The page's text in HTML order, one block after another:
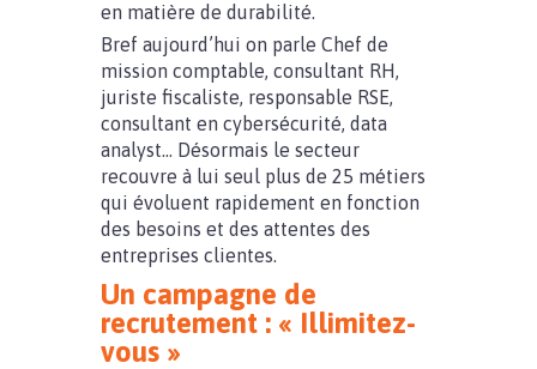
en matière de durabilité.
Bref aujourd’hui on parle Chef de
mission comptable, consultant RH,
juriste fiscaliste, responsable RSE,
consultant en cybersécurité, data
analyst… Désormais le secteur
recouvre à lui seul plus de 25 métiers
qui évoluent rapidement en fonction
des besoins et des attentes des
entreprises clientes.
Un campagne de
recrutement : « Illimitez-
vous »